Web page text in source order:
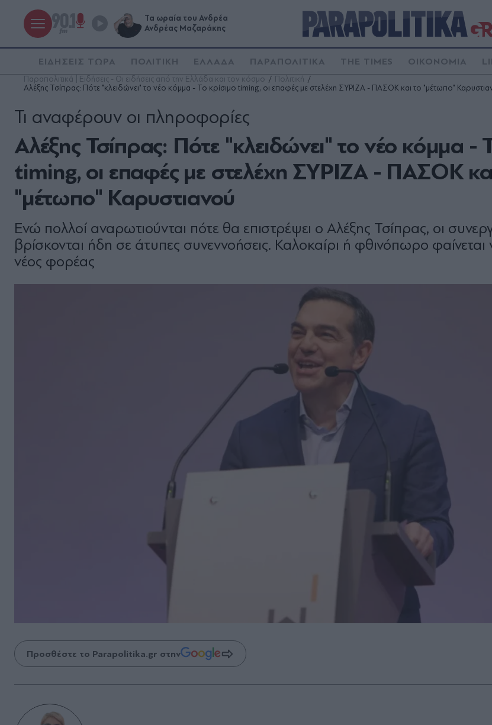
Τα ωραία του Ανδρέα
Ανδρέας Μαζαράκης
ΕΙΔΗΣΕΙΣ ΤΩΡΑ ΠΟΛΙΤΙΚΗ ΕΛΛΑΔΑ ΠΑΡΑΠΟΛΙΤΙΚΑ THE TIMES ΟΙΚΟΝΟΜΙΑ
Παραπολιτικά | Ειδήσεις - Οι ειδήσεις από την Ελλάδα και τον κόσμο
Πολιτική
Αλέξης Τσίπρας: Πότε "κλειδώνει" το νέο κόμμα - Το κρίσιμο timing, οι επαφές με στελέχη ΣΥΡΙΖΑ - ΠΑΣΟΚ και το "μέτωπο"
Αλέξης Τσίπρας: Πότε "κλειδώνει" το νέο κόμμα -
timing, οι επαφές με στελέχη ΣΥΡΙΖΑ - ΠΑΣΟΚ
"μέτωπο" Καρυστιανού
Τι αναφέρουν οι πληροφορίες
Ενώ πολλοί αναρωτιούνται πότε θα επιστρέψει ο Αλέξης Τσίπρας, οι
βρίσκονται ήδη σε άτυπες συνεννοήσεις. Καλοκαίρι ή φθινόπωρο φαίνεται
νέος φορέας
Προσθέστε το Parapolitika.gr στην